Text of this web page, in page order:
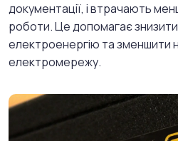
документації, і втрачають
роботи. Це допомагає
електроенергію та зменшити
електромережу.